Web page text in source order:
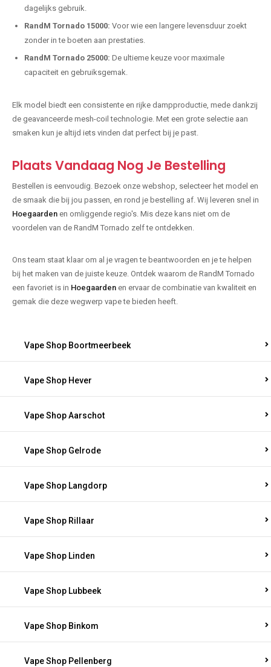
dagelijks gebruik.
RandM Tornado 15000: Voor wie een langere levensduur zoekt
zonder in te boeten aan prestaties.
RandM Tornado 25000: De ultieme keuze voor maximale
capaciteit en gebruiksgemak.
Elk model biedt een consistente en rijke dampproductie, mede dankzij
de geavanceerde mesh-coil technologie. Met een grote selectie aan
smaken kun je altijd iets vinden dat perfect bij je past.
Plaats Vandaag Nog Je Bestelling
Bestellen is eenvoudig. Bezoek onze webshop, selecteer het model en
de smaak die bij jou passen, en rond je bestelling af. Wij leveren snel in
Hoegaarden en omliggende regio's. Mis deze kans niet om de
voordelen van de RandM Tornado zelf te ontdekken.
Ons team staat klaar om al je vragen te beantwoorden en je te helpen
bij het maken van de juiste keuze. Ontdek waarom de RandM Tornado
een favoriet is in Hoegaarden en ervaar de combinatie van kwaliteit en
gemak die deze wegwerp vape te bieden heeft.
Vape Shop Boortmeerbeek
Vape Shop Hever
Vape Shop Aarschot
Vape Shop Gelrode
Vape Shop Langdorp
Vape Shop Rillaar
Vape Shop Linden
Vape Shop Lubbeek
Vape Shop Binkom
Vape Shop Pellenberg